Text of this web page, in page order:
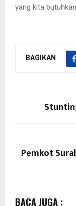
yang kita
Ketua DPR
BAGIKAN
Pemkot
BACA JUGA :